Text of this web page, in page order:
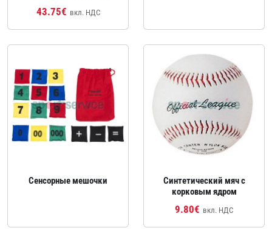
43.75€ вкл. НДС
Сенсорные мешочки
Синтетический мяч с
корковым ядром
9.80€ вкл. НДС